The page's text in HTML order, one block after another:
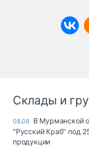
Склады и
08.08 В Мурманской
"Русский Краб" под
продукции